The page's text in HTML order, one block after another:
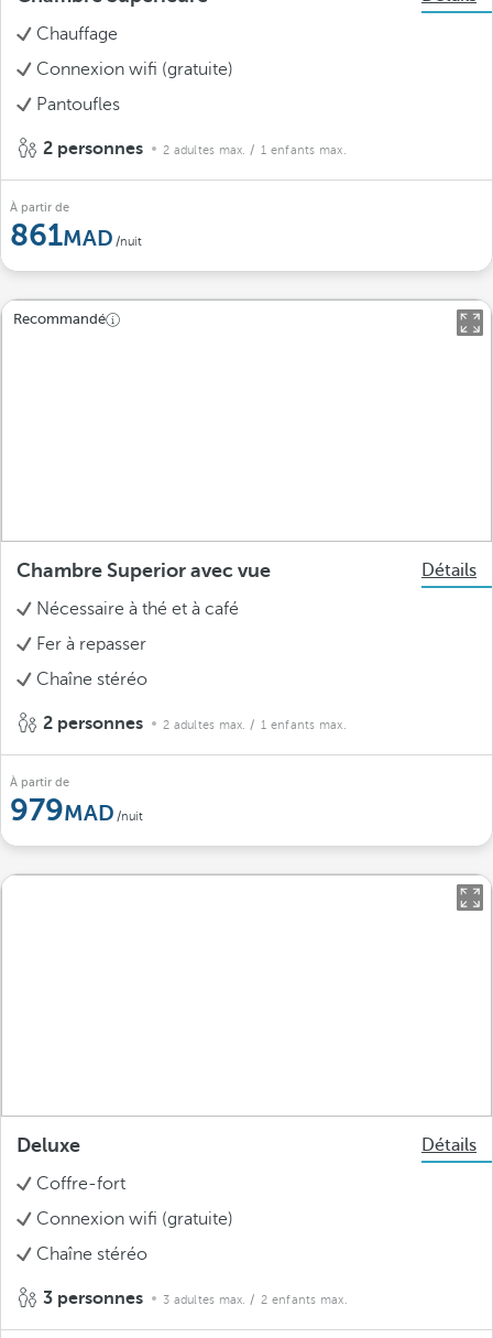
Chauffage
Connexion wifi (gratuite)
Pantoufles
2 personnes 2 adultes max. / 1 enfants max.
À partir de
861 /nuit
Recommandé
Chambre Superior avec vue
Détails
Nécessaire à thé et à café
Fer à repasser
Chaîne stéréo
2 personnes 2 adultes max. / 1 enfants max.
À partir de
979 /nuit
Deluxe
Détails
Coffre-fort
Connexion wifi (gratuite)
Chaîne stéréo
3 personnes 3 adultes max. / 2 enfants max.